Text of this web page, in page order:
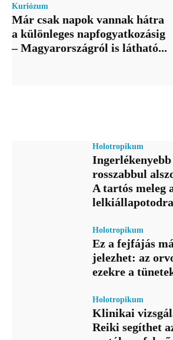
Kuriózum
Már csak napok vannak hátra
a különleges napfogyatkozásig
– Magyarországról is látható...
Holotropikum
Ingerlékenyebb
rosszabbul
A tartós meleg
Holotropikum
Ez a fejfájás
jelezhet: az
ezekre a
Holotropikum
Klinikai
Reiki segíthet